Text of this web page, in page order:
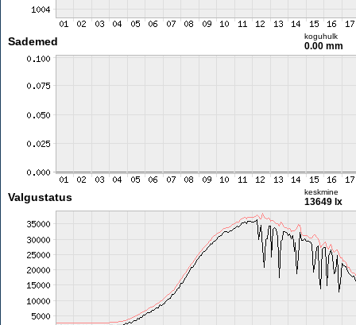
Sademed koguhulk
0.00 mm
Valgustatus keskmine
13649 lx